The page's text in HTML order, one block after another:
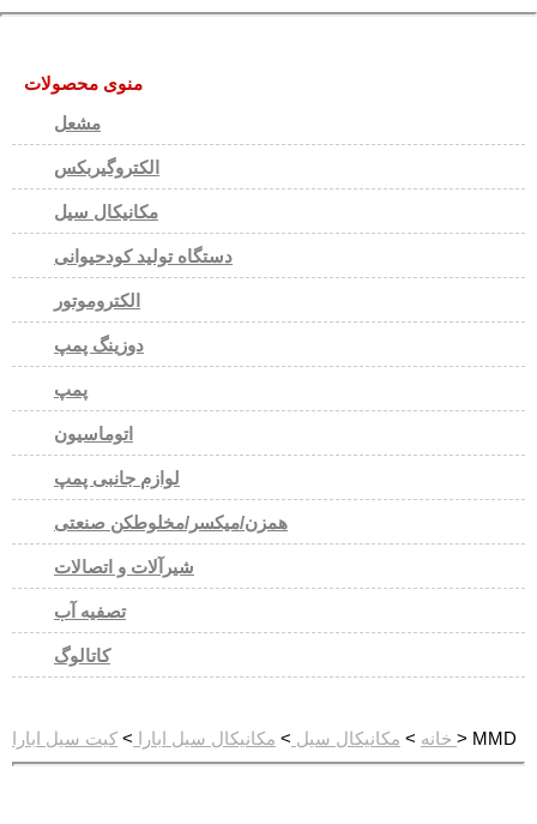
منوی محصولات
مشعل
الکتروگیربکس
مکانیکال سیل
دستگاه تولید کودحیوانی
الکتروموتور
دوزینگ پمپ
پمپ
اتوماسیون
لوازم جانبی پمپ
همزن/میکسر/مخلوطکن صنعتی
شیرآلات و اتصالات
تصفیه آب
کاتالوگ
خانه > مکانیکال سیل > مکانیکال سیل ابارا > > MMD